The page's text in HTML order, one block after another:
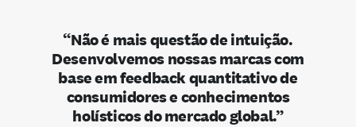
“Não é mais questão de intuição.
Desenvolvemos nossas marcas com
base em feedback quantitativo de
consumidores e conhecimentos
holísticos do mercado global.”